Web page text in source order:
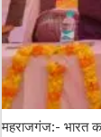
महराजगंज:- भारत